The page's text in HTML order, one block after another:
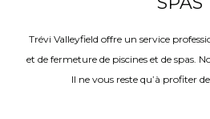
Trévi Valleyfield offre un service
et de fermeture de piscines et de spas.
Il ne vous reste qu’à profiter